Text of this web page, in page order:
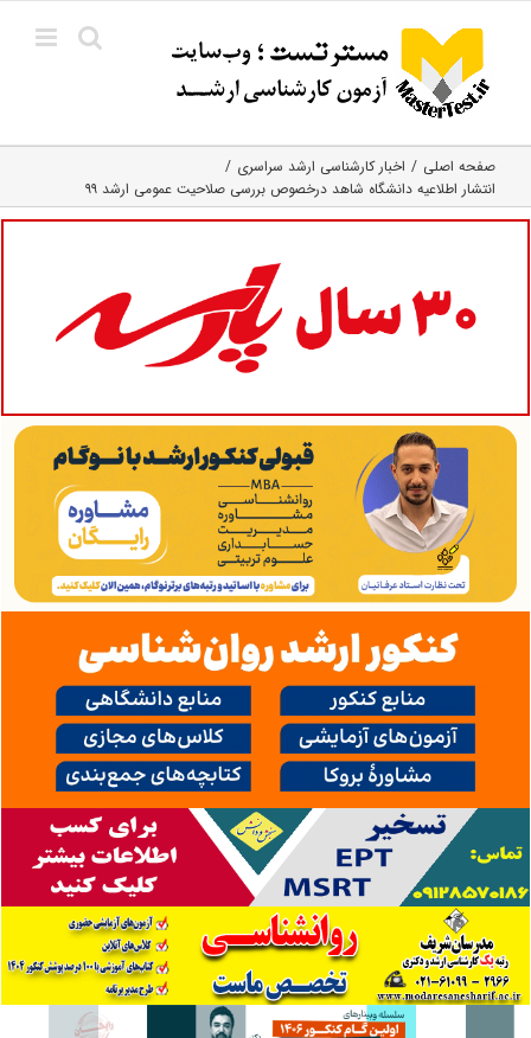
content
صفحه اصلی
اخبار کارشناسی ارشد سراسری
انتشار اطلاعیه دانشگاه شاهد درخصوص بررسی صلاحیت عمومی ارشد ۹۹